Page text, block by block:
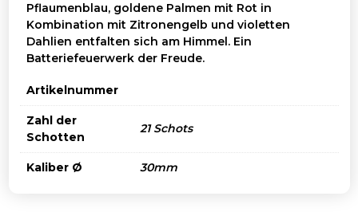
Pflaumenblau, goldene Palmen mit Rot in
Kombination mit Zitronengelb und violetten
Dahlien entfalten sich am Himmel. Ein
Batteriefeuerwerk der Freude.
Artikelnummer
Zahl der
Schotten
21 Schots
Kaliber Ø 30mm